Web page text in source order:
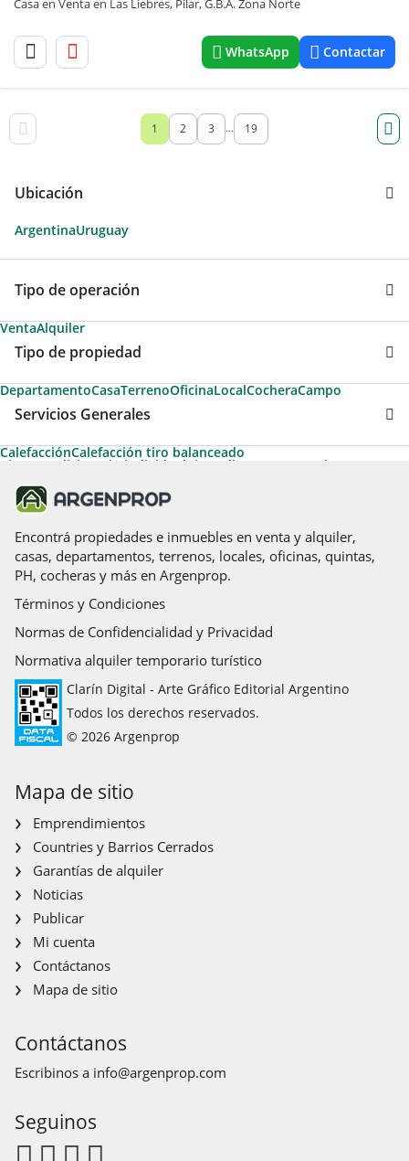
Casa en Venta en Las Liebres, Pilar, G.B.A. Zona Norte
WhatsApp Contactar
1 2 3 ... 19
Ubicación
ArgentinaUruguay
Tipo de operación
VentaAlquiler
Tipo de propiedad
DepartamentoCasaTerrenoOficinaLocalCocheraCampo
Servicios Generales
CalefacciónCalefacción tiro balanceado
Aire acondicionado individual Aire caliente Agua corriente
Aire acondicionado centralDesayunador
Agua cloacaAscensorAscensores de servicio
Ascensores principales
Encontrá propiedades e inmuebles en venta y alquiler,
casas, departamentos, terrenos, locales, oficinas, quintas,
PH, cocheras y más en Argenprop.
Términos y Condiciones
Normas de Confidencialidad y Privacidad
Normativa alquiler temporario turístico
Clarín Digital - Arte Gráfico Editorial Argentino
Todos los derechos reservados.
© 2026 Argenprop
Mapa de sitio
Emprendimientos
Countries y Barrios Cerrados
Garantías de alquiler
Noticias
Publicar
Mi cuenta
Contáctanos
Mapa de sitio
Contáctanos
Escribinos a info@argenprop.com
Seguinos